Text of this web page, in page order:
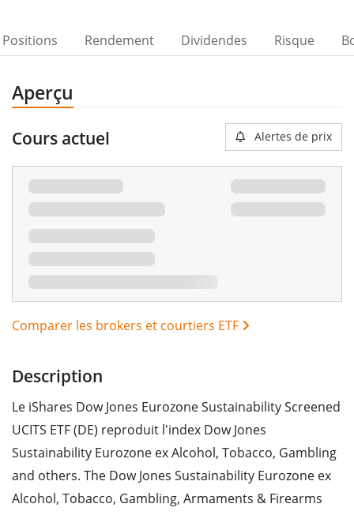
Positions Rendement Dividendes Risque
Aperçu
Cours actuel Alertes de prix
Comparer les brokers et courtiers ETF
Description
Le iShares Dow Jones Eurozone Sustainability Screened
UCITS ETF (DE) reproduit l'index Dow Jones
Sustainability Eurozone ex Alcohol, Tobacco, Gambling
and others. The Dow Jones Sustainability Eurozone ex
Alcohol, Tobacco, Gambling, Armaments & Firearms